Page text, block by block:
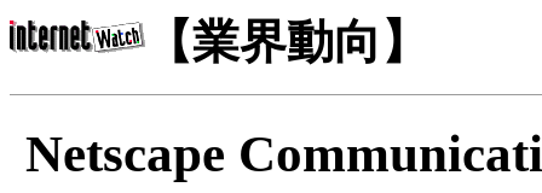
【業界動向】
Netscape